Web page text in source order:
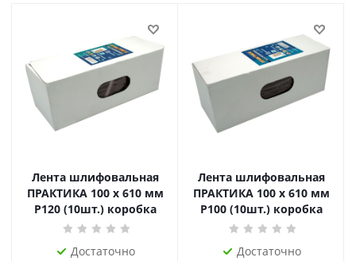
Лента шлифовальная
ПРАКТИКА 100 х 610 мм
P120 (10шт.) коробка
Достаточно
Лента шлифовальная
ПРАКТИКА 100 х 610 мм
P100 (10шт.) коробка
Достаточно